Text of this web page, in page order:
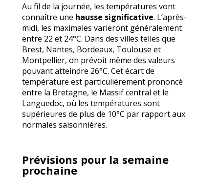
Au fil de la journée, les températures vont
connaître une hausse significative. L’après-
midi, les maximales varieront généralement
entre 22 et 24°C. Dans des villes telles que
Brest, Nantes, Bordeaux, Toulouse et
Montpellier, on prévoit même des valeurs
pouvant atteindre 26°C. Cet écart de
température est particulièrement prononcé
entre la Bretagne, le Massif central et le
Languedoc, où les températures sont
supérieures de plus de 10°C par rapport aux
normales saisonnières.
Prévisions pour la semaine
prochaine